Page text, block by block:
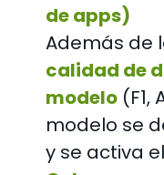
de apps)
Además de
calidad de
modelo (F1,
modelo se
y se activa el